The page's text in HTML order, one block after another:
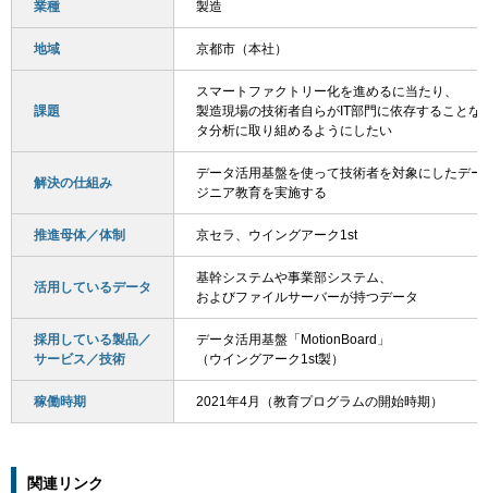
業種 製造
地域 京都市（本社）
課題
スマートファクトリー化を進めるに当たり、
製造現場の技術者自らがIT部門に依存することな
タ分析に取り組めるようにしたい
解決の仕組み
データ活用基盤を使って技術者を対象にしたデー
ジニア教育を実施する
推進母体／体制 京セラ、ウイングアーク1st
活用しているデータ
基幹システムや事業部システム、
およびファイルサーバーが持つデータ
採用している製品／
サービス／技術
データ活用基盤「MotionBoard」
（ウイングアーク1st製）
稼働時期 2021年4月（教育プログラムの開始時期）
関連リンク